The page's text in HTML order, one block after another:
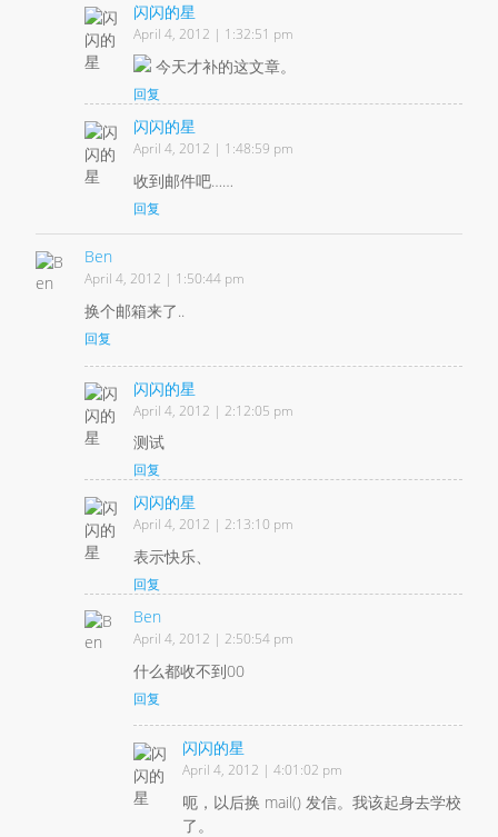
闪闪的星
April 4, 2012 | 1:32:51 pm
今天才补的这文章。
回复
闪闪的星
April 4, 2012 | 1:48:59 pm
收到邮件吧……
回复
Ben
April 4, 2012 | 1:50:44 pm
换个邮箱来了..
回复
闪闪的星
April 4, 2012 | 2:12:05 pm
测试
回复
闪闪的星
April 4, 2012 | 2:13:10 pm
表示快乐、
回复
Ben
April 4, 2012 | 2:50:54 pm
什么都收不到00
回复
闪闪的星
April 4, 2012 | 4:01:02 pm
呃，以后换 mail() 发信。我该起身去学校
了。